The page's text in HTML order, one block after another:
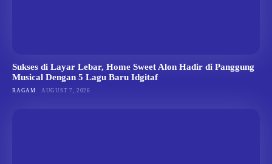
Sukses di Layar Lebar, Home Sweet Alon Hadir di Panggung
Musical Dengan 5 Lagu Baru Idgitaf
RAGAM AUGUST 7, 2026